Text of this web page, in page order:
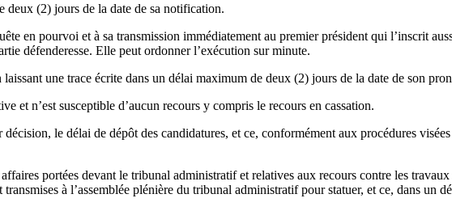
deux (2) jours de la date de sa notification.
en pourvoi et à sa transmission immédiatement au premier président qui l’inscrit
défenderesse. Elle peut ordonner l’exécution sur minute.
une trace écrite dans un délai maximum de deux (2) jours de la date de son
et n’est susceptible d’aucun recours y compris le recours en cassation.
le délai de dépôt des candidatures, et ce, conformément aux procédures
portées devant le tribunal administratif et relatives aux recours contre les
à l’assemblée plénière du tribunal administratif pour statuer, et ce, dans un